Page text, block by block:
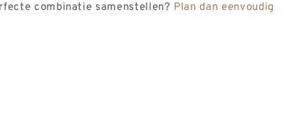
combinatie samenstellen? Plan dan eenvoudig